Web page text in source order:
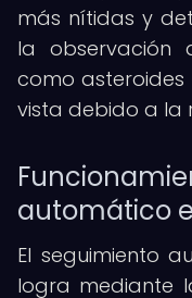
más nítidas y
la observación
como asteroides
vista debido a la
automático
El seguimiento
logra mediante